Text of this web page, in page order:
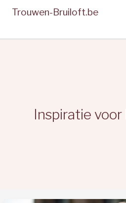
Trouwen-Bruiloft.be
Inspiratie